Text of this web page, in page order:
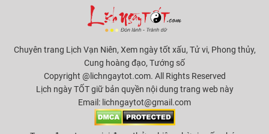
Chuyên trang Lịch Vạn Niên, Xem ngày tốt xấu, Tử vi, Phong thủy,
Cung hoàng đạo, Tướng số
Copyright @lichngaytot.com. All Rights Reserved
Lịch ngày TỐT giữ bản quyền nội dung trang web này
Email: lichngaytot@gmail.com